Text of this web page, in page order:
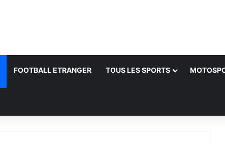
FOOTBALL ETRANGER TOUS LES SPORTS